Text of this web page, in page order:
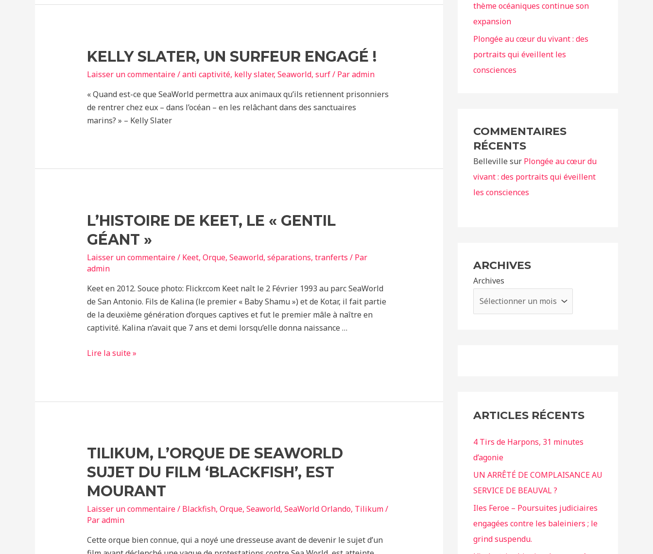
et
KELLY SLATER, UN SURFEUR ENGAGÉ !
Laisser un commentaire/anti captivité, kelly slater, Seaworld, surf/ Paradmin
« Quand est-ce que SeaWorld permettra aux animaux qu’ils retiennent prisonniers
de rentrer chez eux – dans l’océan – en les relâchant dans des sanctuaires
marins? » – Kelly Slater
L’HISTOIRE DE KEET, LE « GENTIL
GÉANT »
Laisser un commentaire/ Keet, Orque, Seaworld, séparations, tranferts / Par
admin
Keet en 2012. Souce photo: Flickr.com Keet naît le 2 Février 1993 au parc SeaWorld
de San Antonio. Fils de Kalina (le premier « Baby Shamu ») et de Kotar, il fait partie
de la deuxième génération d’orques captives et fut le premier mâle à naître en
captivité. Kalina n’avait que 7 ans et demi lorsqu’elle donna naissance …
L’Histoire
« Gentil
Lire la suite »
TILIKUM, L’ORQUE DE SEAWORLD
SUJET DU FILM ‘BLACKFISH’, EST
MOURANT
Laisser un commentaire/ Blackfish, Orque, Seaworld, SeaWorld Orlando, Tilikum/
Paradmin
Cette orque bien connue, qui a noyé une dresseuse avant de devenir le sujet d’un
thème océaniques continue son
expansion
Plongée au cœur du vivant : des
portraits qui éveillent les
consciences
COMMENTAIRES
RÉCENTS
Belleville sur Plongée au cœur du
vivant : des portraits qui éveillent
les consciences
ARCHIVES
Archives
ARTICLES RÉCENTS
4 Tirs de Harpons, 31 minutes
d’agonie
UN ARRÊTÉ DE COMPLAISANCE AU
SERVICE DE BEAUVAL ?
Iles Feroe – Poursuites judiciaires
engagées contre les baleiniers ; le
grind suspendu.